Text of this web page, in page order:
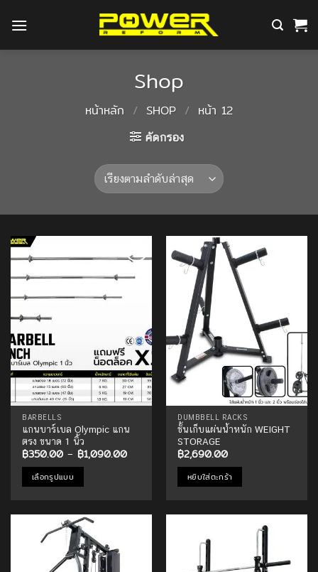
Shop
หน้าหลัก / SHOP / หน้า 12
คัดกรอง
Wishlist
BARBELLS
แกนบาร์เบล Olympic แกน
ตรง ขนาด 1 นิ้ว
฿350.00 – ฿1,090.00Price
เลือกรูปแบบ
multiple
DUMBBELL RACKS
ชั้นเก็บแผ่นน้ำหนัก WEIGHT
STORAGE
฿2,690.00
หยิบใส่ตะกร้า
Add to
Wishlist